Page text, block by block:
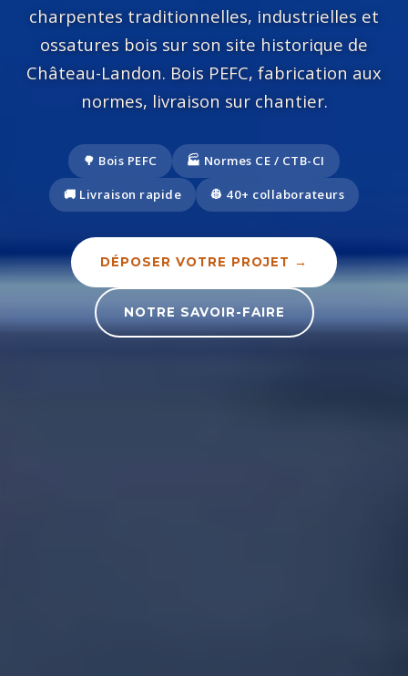
charpentes traditionnelles, industrielles et
ossatures bois sur son site historique de
Château-Landon. Bois PEFC, fabrication aux
normes, livraison sur chantier.
🌳 Bois PEFC 🏭 Normes CE / CTB-CI
🚚 Livraison rapide 👷 40+ collaborateurs
DÉPOSER VOTRE PROJET →
NOTRE SAVOIR-FAIRE